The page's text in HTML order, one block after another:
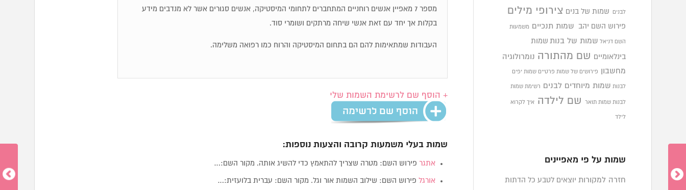
מספר 7 מאפיין אנשים רוחניים המתחברים לתחומי המיסטיקה, אנשים סגורים אשר לא מנדבים מידע
בקלות אך יחד עם זאת אנשי שיחה מרתקים ושומרי סוד.
העבודות שמתאימות להם הם בתחום המיסטיקה והרוח כמו רפואה משלימה.
+ הוסף שם לרשימת השמות שלי
שמות בעלי משמעות קרובה והצעות נוספות:
אתגר פירוש השם: מטרה שצריך להתאמץ כדי להשיג אותה. מקור השם:…
אורגל פירוש השם: שילוב השמות אור וגל. מקור השם: עברית בלועזית:…
לבנים שמות של בנים צירופי מילים
פירוש השם יהב שמות תנכיים משמעות
השם דניאל שמות של בנות שמות
בינלאומיים שם מהתורה נומרולוגיה
מחשבון פירושים של שמות פרטיים שמות יפים
לבנות שמות מיוחדים לבנים רשימת שמות
לבנות שמות תואר שם לילדה איך לקרוא
לילד
שמות על פי מאפיינים
חזרה למקורות יוצאים לטבע כל הדתות